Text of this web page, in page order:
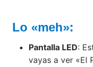
Lo «meh»:
Pantalla LED:
vayas a ver «El